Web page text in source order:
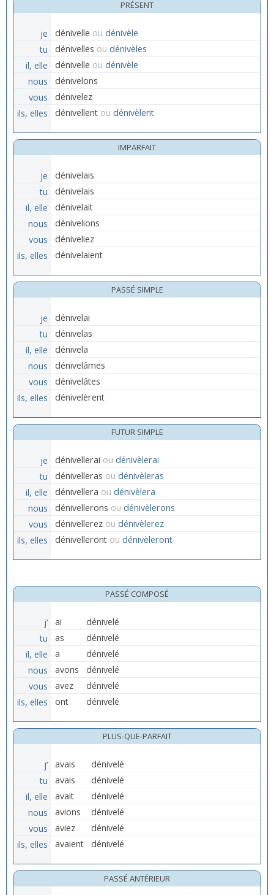
PRÉSENT
je dénivelle ou dénivèle
tu
dénivelles ou dénivèles
il, elle
dénivelle ou dénivèle
nous
dénivelons
vous
dénivelez
ils, elles
dénivellent ou dénivèlent
IMPARFAIT
je
dénivelais
tu
dénivelais
il, elle
dénivelait
nous
dénivelions
vous
déniveliez
ils, elles
dénivelaient
PASSÉ SIMPLE
je
dénivelai
tu
dénivelas
il, elle
dénivela
nous
dénivelâmes
vous
dénivelâtes
ils, elles
dénivelèrent
FUTUR SIMPLE
je dénivellerai ou dénivèlerai
tu
dénivelleras ou dénivèleras
il, elle
dénivellera ou dénivèlera
nous
dénivellerons ou dénivèlerons
vous
dénivellerez ou dénivèlerez
ils, elles
dénivelleront ou dénivèleront
PASSÉ COMPOSÉ
j’ ai
dénivelé
tu
as
dénivelé
il, elle
a
dénivelé
nous
avons
dénivelé
vous
avez
dénivelé
ils, elles
ont dénivelé
PLUS-QUE-PARFAIT
j’ avais
dénivelé
tu
avais
dénivelé
il, elle
avait
dénivelé
nous
avions
dénivelé
vous
aviez
dénivelé
ils, elles
avaient dénivelé
PASSÉ ANTÉRIEUR